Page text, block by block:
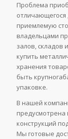
Проблема
приемлемую
владельцами
залов, складов
купить
хранения
быть
упаковке.
В нашей
предусмотрена
конструкций
Мы готовые